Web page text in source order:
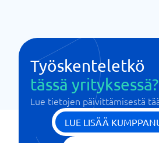
Työskenteletkö
tässä yrityksessä?
Lue tietojen päivittämisestä
LUE LISÄÄ